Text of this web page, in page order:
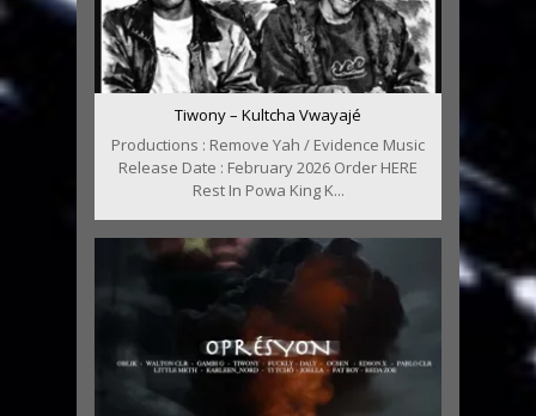
Tiwony – Kultcha Vwayajé
Productions : Remove Yah / Evidence Music
Release Date : February 2026 Order HERE
Rest In Powa King K...